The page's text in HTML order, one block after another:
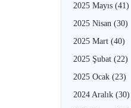
2025 Mayıs (41)
2025 Nisan (30)
2025 Mart (40)
2025 Şubat (22)
2025 Ocak (23)
2024 Aralık (30)